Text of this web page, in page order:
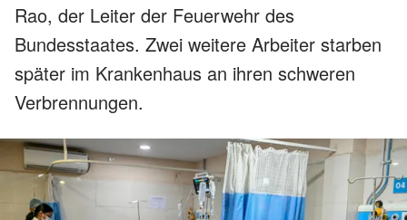
Rao, der Leiter der Feuerwehr des
Bundesstaates. Zwei weitere Arbeiter starben
später im Krankenhaus an ihren schweren
Verbrennungen.